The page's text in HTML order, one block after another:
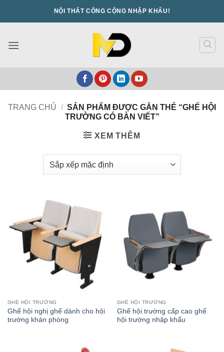
dung
NỘI THẤT CÔNG CỘNG NHẬP KHẨU!
TRANG CHỦ / SẢN PHẨM ĐƯỢC GẮN THẺ “GHẾ HỘI
TRƯỜNG CÓ BÀN VIẾT”
XEM THÊM
GHẾ HỘI TRƯỜNG
Ghế hội nghị ghế dành cho hội
trường khán phòng
GHẾ HỘI TRƯỜNG
Ghế hội trường cấp cao ghế
hội trường nhập khẩu